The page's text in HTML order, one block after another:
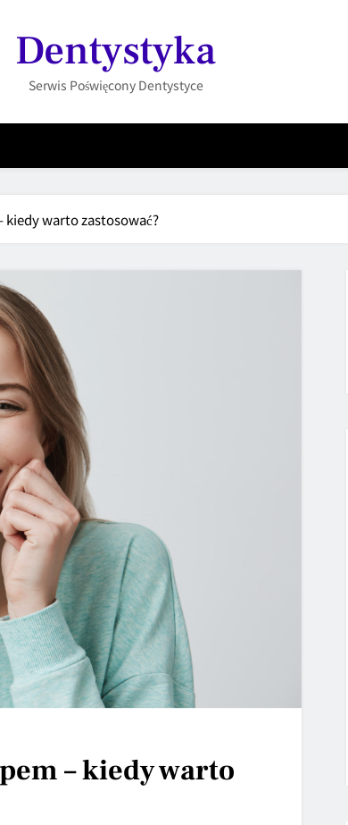
Dentystyka
Serwis Poświęcony Dentystyce
kiedy warto zastosować?
– kiedy warto